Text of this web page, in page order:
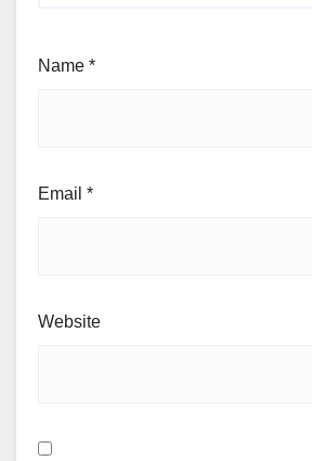
Name *
Email *
Website